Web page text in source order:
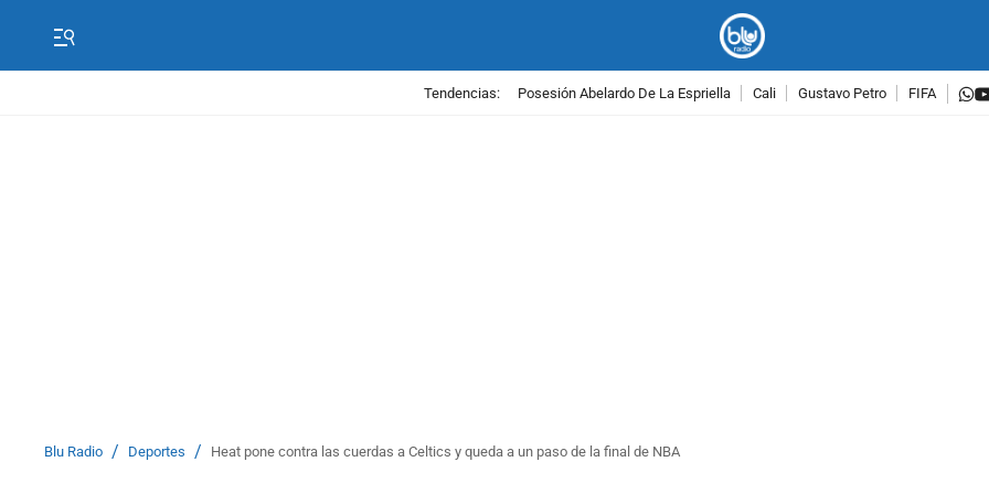
Tendencias: Posesión Abelardo De La Espriella Cali Gustavo Petro FIFA
Blu Radio / Deportes / Heat pone contra las cuerdas a Celtics y queda a un paso de la final de NBA